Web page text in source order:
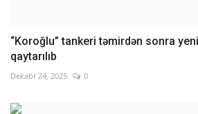
“Koroğlu” tankeri təmirdən sonra
qaytarılıb
Dekabr 24, 2025 0